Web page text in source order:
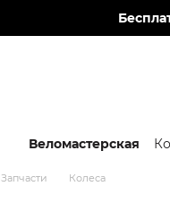
Веломастерская
Запчасти
Колеса